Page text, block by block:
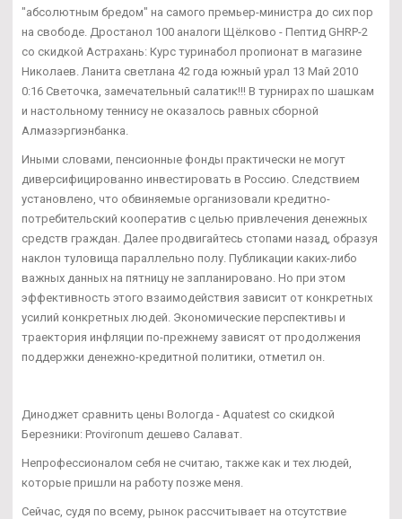
"абсолютным бредом" на самого премьер-министра до сих пор
на свободе. Дростанол 100 аналоги Щёлково - Пептид GHRP-2
со скидкой Астрахань: Курс туринабол пропионат в магазине
Николаев. Ланита светлана 42 года южный урал 13 Май 2010
0:16 Светочка, замечательный салатик!!! В турнирах по шашкам
и настольному теннису не оказалось равных сборной
Алмазэргиэнбанка.
Иными словами, пенсионные фонды практически не могут
диверсифицированно инвестировать в Россию. Следствием
установлено, что обвиняемые организовали кредитно-
потребительский кооператив с целью привлечения денежных
средств граждан. Далее продвигайтесь стопами назад, образуя
наклон туловища параллельно полу. Публикации каких-либо
важных данных на пятницу не запланировано. Но при этом
эффективность этого взаимодействия зависит от конкретных
усилий конкретных людей. Экономические перспективы и
траектория инфляции по-прежнему зависят от продолжения
поддержки денежно-кредитной политики, отметил он.
Диноджет сравнить цены Вологда - Aquatest со скидкой
Березники: Provironum дешево Салават.
Непрофессионалом себя не считаю, также как и тех людей,
которые пришли на работу позже меня.
Сейчас, судя по всему, рынок рассчитывает на отсутствие